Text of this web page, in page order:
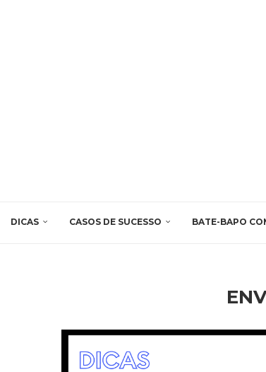
DICAS CASOS DE SUCESSO BATE-BAPO